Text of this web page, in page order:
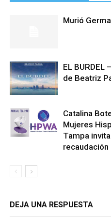
Murió
EL BURDEL
de Beatriz
Catalina
Mujeres
Tampa
DEJA UNA RESPUESTA